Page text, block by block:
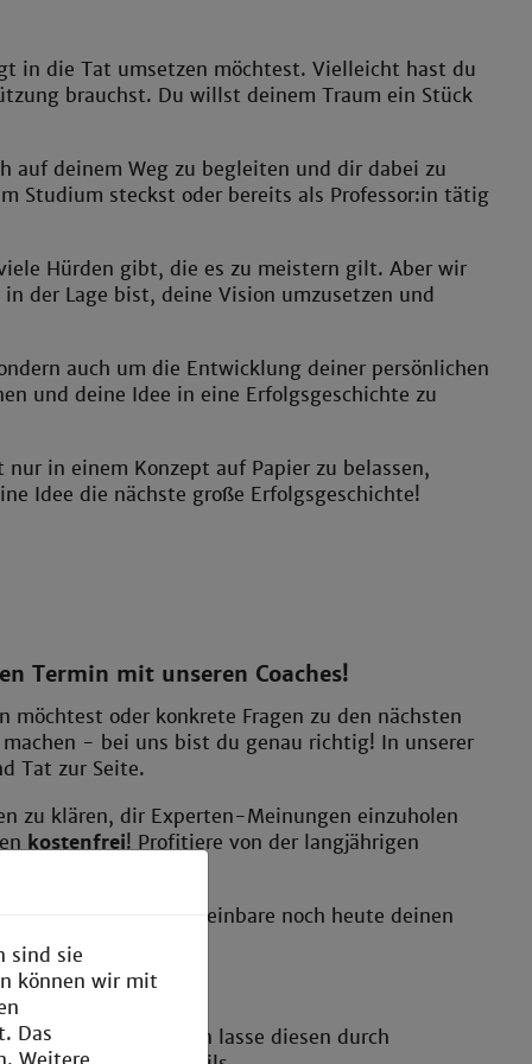
in die Tat umsetzen möchtest. Vielleicht hast du
brauchst. Du willst deinem Traum ein Stück
auf deinem Weg zu begleiten und dir dabei zu
Studium steckst oder bereits als Professor:in tätig
Hürden gibt, die es zu meistern gilt. Aber wir
der Lage bist, deine Vision umzusetzen und
auch um die Entwicklung deiner persönlichen
und deine Idee in eine Erfolgsgeschichte zu
in einem Konzept auf Papier zu belassen,
Idee die nächste große Erfolgsgeschichte!
Termin mit unseren Coaches!
oder konkrete Fragen zu den nächsten
- bei uns bist du genau richtig! In unserer
Tat zur Seite.
zu klären, dir Experten-Meinungen einzuholen
kostenfrei! Profitiere von der langjährigen
und Fragen.
zu helfen. Vereinbare noch heute deinen
deiner Idee? Dann lasse diesen durch
sind sie
können wir mit
Das